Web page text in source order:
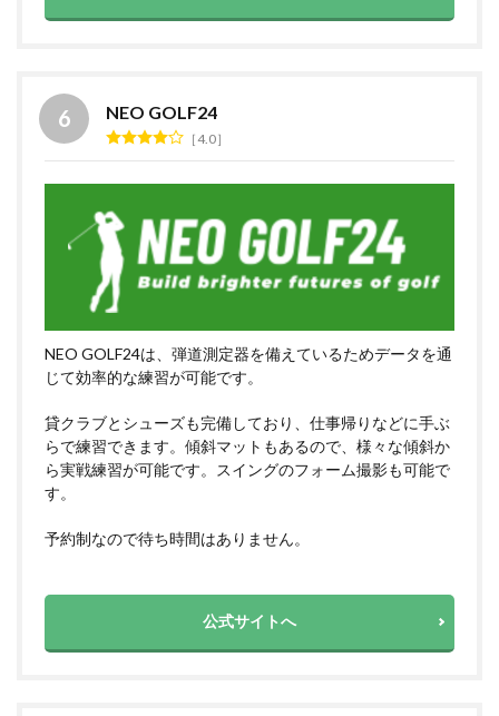
NEO GOLF24
4.0
NEO GOLF24は、弾道測定器を備えているためデータを通
じて効率的な練習が可能です。
貸クラブとシューズも完備しており、仕事帰りなどに手ぶ
らで練習できます。傾斜マットもあるので、様々な傾斜か
ら実戦練習が可能です。スイングのフォーム撮影も可能で
す。
予約制なので待ち時間はありません。
公式サイトへ